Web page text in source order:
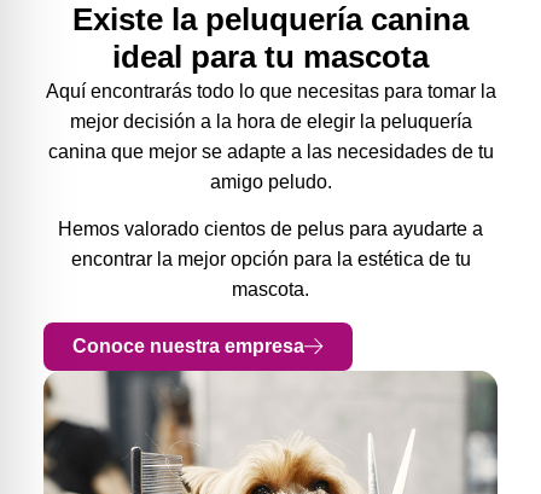
Existe la peluquería canina
ideal para tu mascota
Aquí encontrarás todo lo que necesitas para tomar la
mejor decisión a la hora de elegir la peluquería
canina que mejor se adapte a las necesidades de tu
amigo peludo.
Hemos valorado cientos de pelus para ayudarte a
encontrar la mejor opción para la estética de tu
mascota.
Conoce nuestra empresa